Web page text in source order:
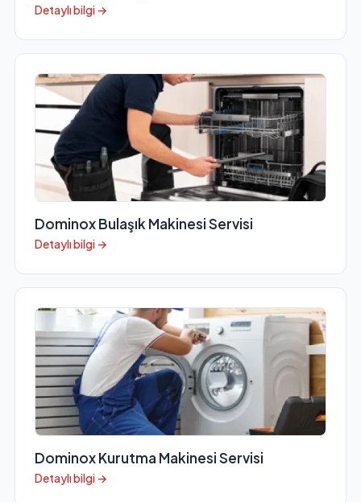
Detaylı bilgi →
Dominox Bulaşık Makinesi Servisi
Detaylı bilgi →
Dominox Kurutma Makinesi Servisi
Detaylı bilgi →